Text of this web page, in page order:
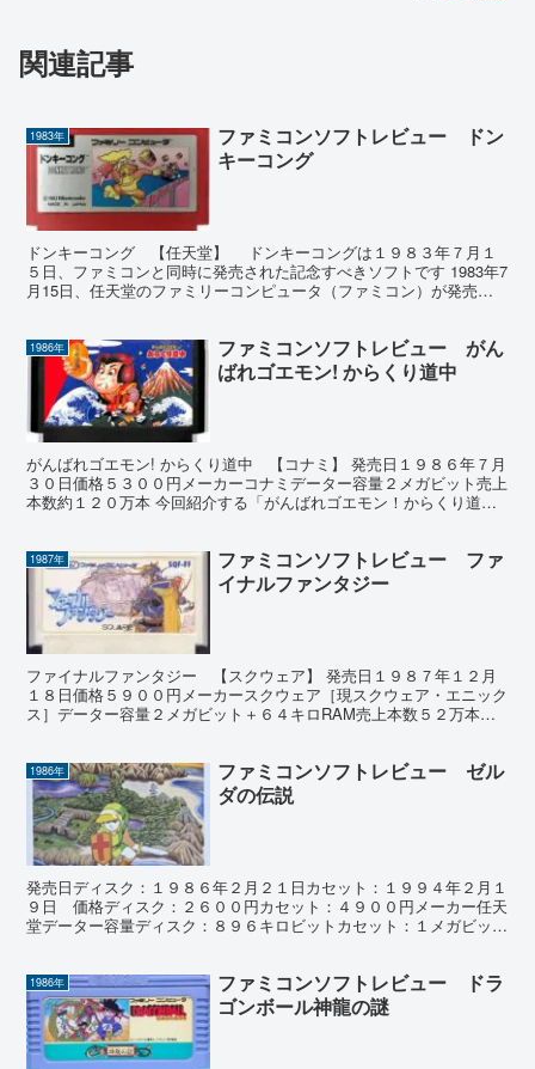
関連記事
1983年
ファミコンソフトレビュー ドン
キーコング
ドンキーコング 【任天堂】 ドンキーコングは１９８３年７月１
５日、ファミコンと同時に発売された記念すべきソフトです 1983年7
月15日、任天堂のファミリーコンピュータ（ファミコン）が発売さ
1986年
ファミコンソフトレビュー がん
ばれゴエモン! からくり道中
がんばれゴエモン! からくり道中 【コナミ】 発売日１９８６年７月
３０日価格５３００円メーカーコナミデーター容量２メガビット売上
本数約１２０万本 今回紹介する「がんばれゴエモン！からくり道
1987年
ファミコンソフトレビュー ファ
イナルファンタジー
ファイナルファンタジー 【スクウェア】 発売日１９８７年１２月
１８日価格５９００円メーカースクウェア［現スクウェア・エニック
ス］データー容量２メガビット＋６４キロRAM売上本数５２万本ジ
1986年
ファミコンソフトレビュー ゼル
ダの伝説
発売日ディスク：１９８６年２月２１日カセット：１９９４年２月１
９日 価格ディスク：２６００円カセット：４９００円メーカー任天
堂データー容量ディスク：８９６キロビットカセット：１メガビット
1986年
ファミコンソフトレビュー ドラ
ゴンボール神龍の謎